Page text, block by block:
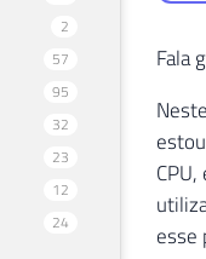
2
57
95
32
23
12
24
Fala
esse